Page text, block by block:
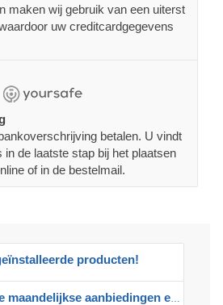
maken wij gebruik van een uiterst
uw creditcardgegevens
betalen. U vindt
de laatste stap bij het plaatsen
of in de bestelmail.
producten!
aanbiedingen en advies